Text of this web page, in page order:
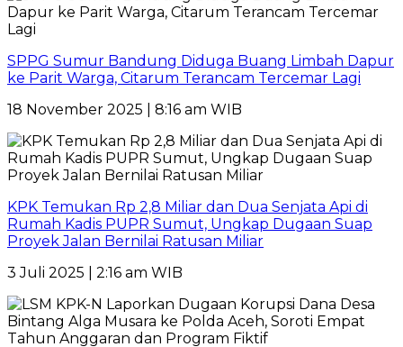
SPPG Sumur Bandung Diduga Buang Limbah Dapur
ke Parit Warga, Citarum Terancam Tercemar Lagi
18 November 2025 | 8:16 am WIB
KPK Temukan Rp 2,8 Miliar dan Dua Senjata Api di
Rumah Kadis PUPR Sumut, Ungkap Dugaan Suap
Proyek Jalan Bernilai Ratusan Miliar
3 Juli 2025 | 2:16 am WIB